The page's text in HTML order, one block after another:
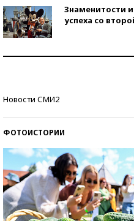
Знаменитости
успеха со
Новости СМИ2
ФОТОИСТОРИИ